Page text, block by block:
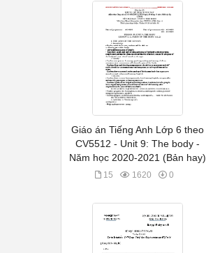
Giáo án Tiếng Anh Lớp 6 theo
CV5512 - Unit 9: The body -
Năm học 2020-2021 (Bản hay)
15 1620 0